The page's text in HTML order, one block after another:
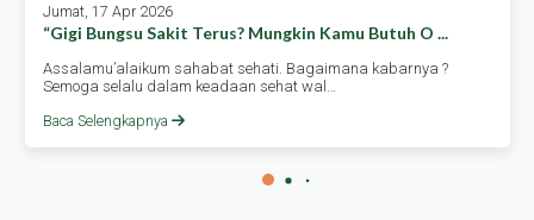
Jumat, 17 Apr 2026
“gigi Bungsu Sakit Terus? Mungkin Kamu Butuh O ...
Assalamu’alaikum sahabat sehati. Bagaimana kabarnya ?
Semoga selalu dalam keadaan sehat wal…
Baca Selengkapnya